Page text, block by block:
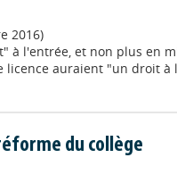
2016)
à l'entrée, et non plus en
licence auraient "un droit à
du collège